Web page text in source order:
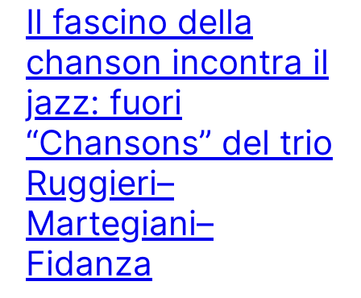
Il fascino della
chanson incontra il
jazz: fuori
“Chansons” del trio
Ruggieri–
Martegiani–
Fidanza